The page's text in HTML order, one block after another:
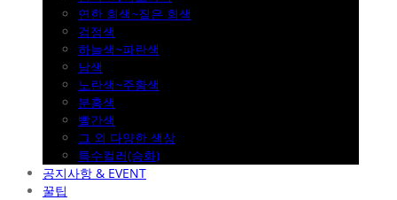
연한 회색~짙은 회색
검정색
하늘색~파란색
남색
노란색~주황색
분홍색
빨간색
그 외 다양한 색상
특수컬러(승화)
공지사항 & EVENT
꿀팁